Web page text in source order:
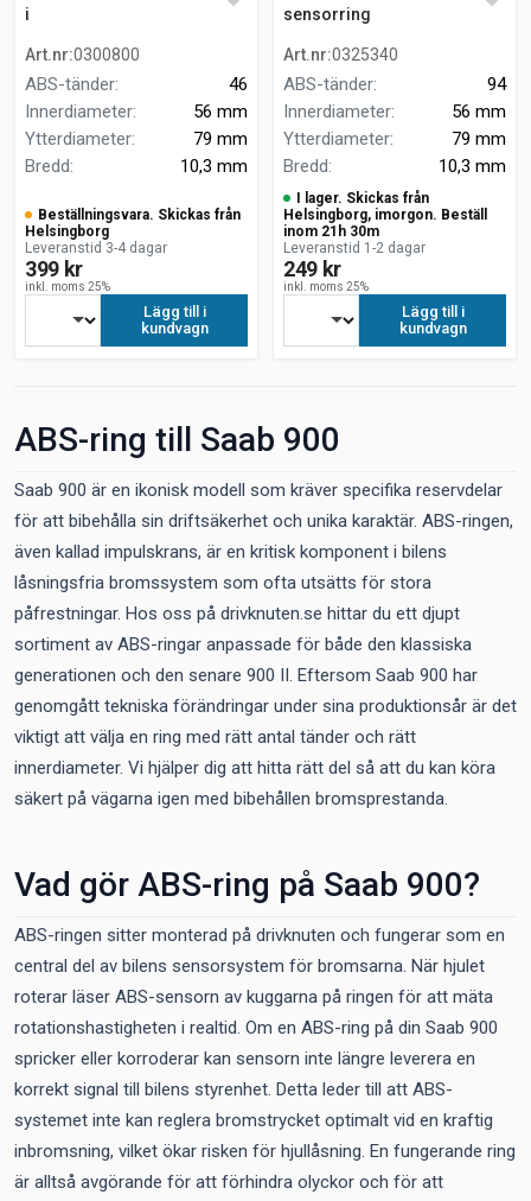
i
Art.nr:0300800
ABS-tänder:
46
Innerdiameter:
56 mm
Ytterdiameter:
79 mm
Bredd: 10,3 mm
Beställningsvara. Skickas från
Helsingborg
Leveranstid 3-4 dagar
399 kr
inkl. moms 25%
Lägg till i
kundvagn
sensorring
Art.nr:0325340
ABS-tänder:
94
Innerdiameter:
56 mm
Ytterdiameter:
79 mm
Bredd: 10,3 mm
I lager. Skickas från
Helsingborg, imorgon. Beställ
inom 21h 30m
Leveranstid 1-2 dagar
249 kr
inkl. moms 25%
Lägg till i
kundvagn
ABS-ring till Saab 900
Saab 900 är en ikonisk modell som kräver specifika reservdelar
för att bibehålla sin driftsäkerhet och unika karaktär. ABS-ringen,
även kallad impulskrans, är en kritisk komponent i bilens
låsningsfria bromssystem som ofta utsätts för stora
påfrestningar. Hos oss på drivknuten.se hittar du ett djupt
sortiment av ABS-ringar anpassade för både den klassiska
generationen och den senare 900 II. Eftersom Saab 900 har
genomgått tekniska förändringar under sina produktionsår är det
viktigt att välja en ring med rätt antal tänder och rätt
innerdiameter. Vi hjälper dig att hitta rätt del så att du kan köra
säkert på vägarna igen med bibehållen bromsprestanda.
Vad gör ABS-ring på Saab 900?
ABS-ringen sitter monterad på drivknuten och fungerar som en
central del av bilens sensorsystem för bromsarna. När hjulet
roterar läser ABS-sensorn av kuggarna på ringen för att mäta
rotationshastigheten i realtid. Om en ABS-ring på din Saab 900
spricker eller korroderar kan sensorn inte längre leverera en
korrekt signal till bilens styrenhet. Detta leder till att ABS-
systemet inte kan reglera bromstrycket optimalt vid en kraftig
inbromsning, vilket ökar risken för hjullåsning. En fungerande ring
är alltså avgörande för att förhindra olyckor och för att